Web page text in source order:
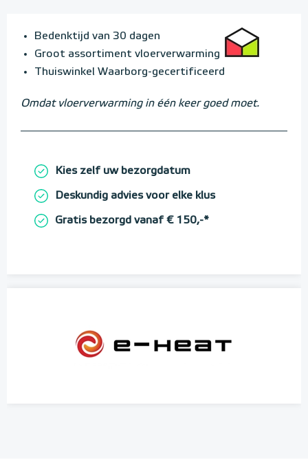
Bedenktijd van 30 dagen
Groot assortiment vloerverwarming
Thuiswinkel Waarborg-gecertificeerd
Omdat vloerverwarming in één keer goed moet.
Kies zelf uw bezorgdatum
Deskundig advies voor elke klus
Gratis bezorgd vanaf € 150,-*